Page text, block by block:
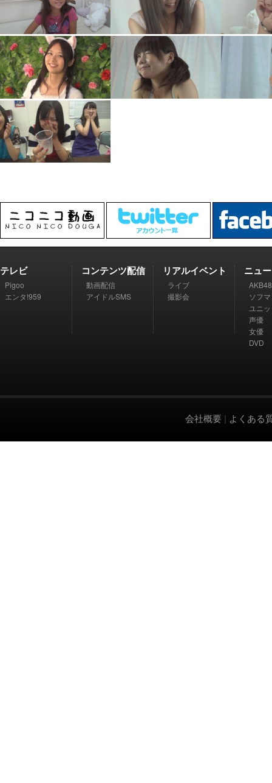
テレビ
Pigoo
エンタ!959
コンテンツ配信
動画配信
アイドルSMS
リアルイベント
ライブ
撮影会
ニュ
AKB48
ソフ
ユニ
声優
女優
DVD
会社概要 | よくある